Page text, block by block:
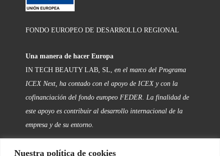
Nuestra política de cookies
FONDO EUROPEO DE DESARROLLO REGIONAL
Una manera de hacer Europa
IN TECH BEAUTY LAB, SL, en el marco del Programa
ICEX Next, ha contado con el apoyo de ICEX y con la
cofinanciación del fondo europeo FEDER. La finalidad de
este apoyo es contribuir al desarrollo internacional de la
empresa y de su entorno.
FOLLOW US